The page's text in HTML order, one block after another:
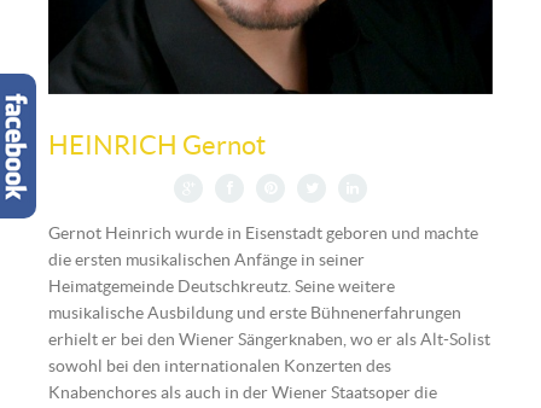
HEINRICH Gernot
Gernot Heinrich wurde in Eisenstadt geboren und machte
die ersten musikalischen Anfänge in seiner
Heimatgemeinde Deutschkreutz. Seine weitere
musikalische Ausbildung und erste Bühnenerfahrungen
erhielt er bei den Wiener Sängerknaben, wo er als Alt-Solist
sowohl bei den internationalen Konzerten des
Knabenchores als auch in der Wiener Staatsoper die